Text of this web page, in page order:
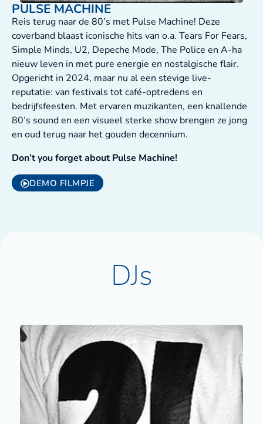
PULSE MACHINE
Reis terug naar de 80’s met Pulse Machine! Deze
coverband blaast iconische hits van o.a. Tears For Fears,
Simple Minds, U2, Depeche Mode, The Police en A-ha
nieuw leven in met pure energie en nostalgische flair.
Opgericht in 2024, maar nu al een stevige live-
reputatie: van festivals tot café-optredens en
bedrijfsfeesten. Met ervaren muzikanten, een knallende
80’s sound en een visueel sterke show brengen ze jong
en oud terug naar het gouden decennium.
Don’t you forget about Pulse Machine!
DEMO FILMPJE
DJs